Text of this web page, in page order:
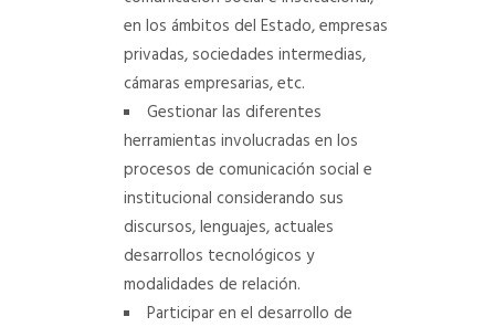
en los ámbitos del Estado, empresas
privadas, sociedades intermedias,
cámaras empresarias, etc.
Gestionar las diferentes
herramientas involucradas en los
procesos de comunicación social e
institucional considerando sus
discursos, lenguajes, actuales
desarrollos tecnológicos y
modalidades de relación.
Participar en el desarrollo de